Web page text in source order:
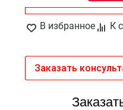
В избранное К
Заказать